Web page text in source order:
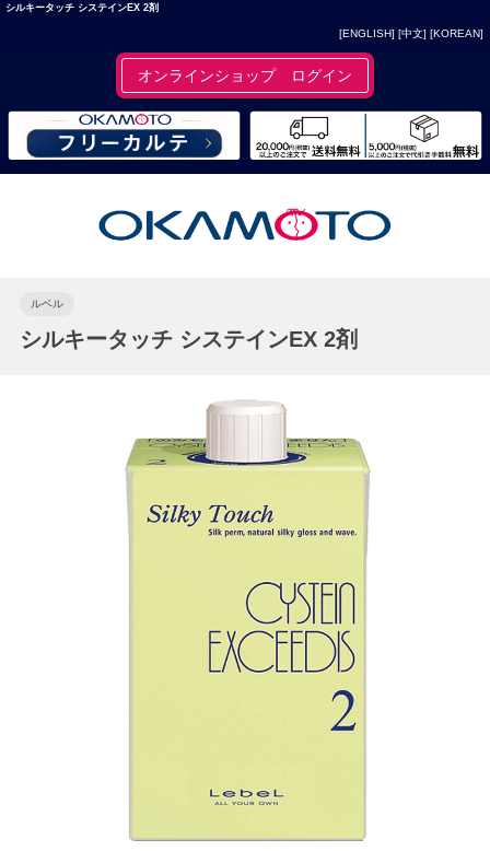
シルキータッチ システインEX 2剤
[ENGLISH] [中文] [KOREAN]
オンラインショップ ログイン
ルベル
シルキータッチ システインEX 2剤